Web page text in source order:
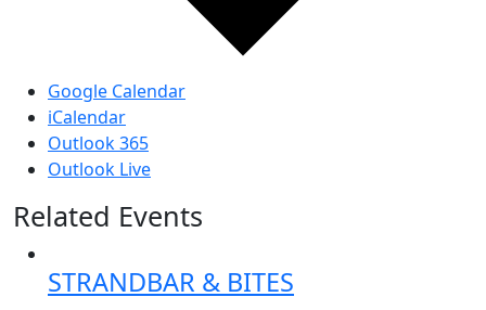
Google Calendar
iCalendar
Outlook 365
Outlook Live
Related Events
STRANDBAR & BITES